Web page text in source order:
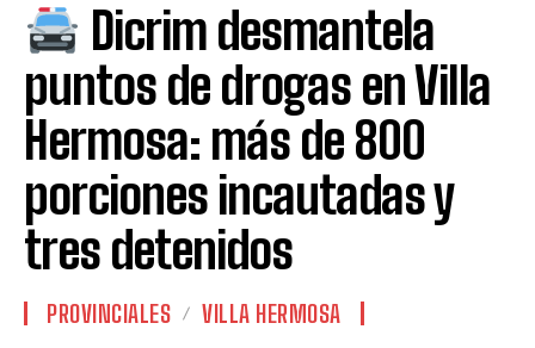
Dicrim desmantela
puntos de drogas en Villa
Hermosa: más de 800
porciones incautadas y
tres detenidos
PROVINCIALES VILLA HERMOSA